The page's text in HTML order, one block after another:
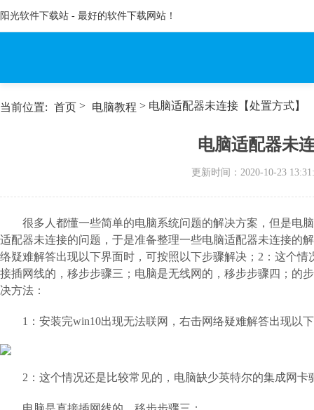
阳光软件下载站 - 最好的软件下载网站！
当前位置: 首页 > 电脑教程 > 电脑适配器未连接【处置方式】
电脑适配器未
更新时间： 2020-10-23
很多人都懂一些简单的电脑系统问题的解决方案，但是电
适配器未连接的问题，于是准备整理一些电脑适配器未连接的
络疑难解答出现以下界面时，可按照以下步骤解决；2：这个
接插网线的，移步步骤三；电脑是无线网的，移步步骤四；的
决方法：
1：安装完win10出现无法联网，右击网络疑难解答出现以
2：这个情况还是比较常见的，电脑缺少英特尔的集成网卡